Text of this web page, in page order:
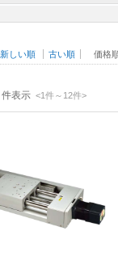
新しい順 古い順 価格
件表示 <1件～ 12件>